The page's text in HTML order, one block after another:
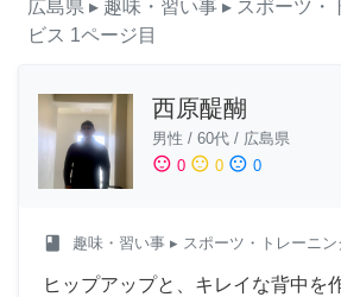
広島県 ▸ 趣味・習い事 ▸ スポーツ・
ビス 1ページ目
西原醍醐
男性 / 60代 / 広島県
sentiment_satisfied 0 sentiment_neutral 0 sentiment_dissatisfied 0
class 趣味・習い事 ▸ スポーツ・トレーニン
ヒップアップと、キレイな背中を